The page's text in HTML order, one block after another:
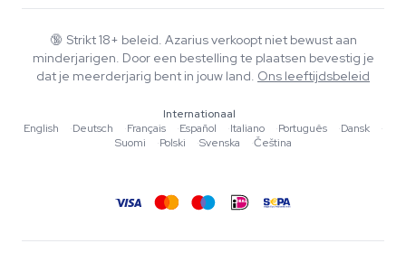
Veelgestelde vragen
Privacybeleid
Wiki
Muziek
Redactionele normen
Tools & Calculators
🔞 Strikt 18+ beleid. Azarius verkoopt niet bewust aan
minderjarigen. Door een bestelling te plaatsen bevestig je
dat je meerderjarig bent in jouw land. Ons leeftijdsbeleid
Internationaal
English
·Deutsch ·Français ·Español ·Italiano ·Português ·Dansk
·
Suomi
·Polski ·Svenska ·Čeština